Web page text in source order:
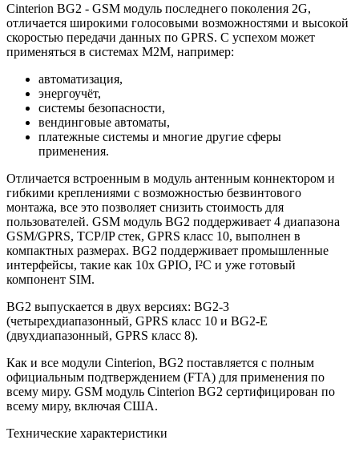
Cinterion BG2 - GSM модуль последнего поколения 2G,
отличается широкими голосовыми возможностями и высокой
скоростью передачи данных по GPRS. С успехом может
применяться в системах M2M, например:
автоматизация,
энергоучёт,
системы безопасности,
вендинговые автоматы,
платежные системы и многие другие сферы
применения.
Отличается встроенным в модуль антенным коннектором и
гибкими креплениями с возможностью безвинтового
монтажа, все это позволяет снизить стоимость для
пользователей. GSM модуль BG2 поддерживает 4 диапазона
GSM/GPRS, TCP/IP стек, GPRS класс 10, выполнен в
компактных размерах. BG2 поддерживает промышленные
интерфейсы, такие как 10х GPIO, I²C и уже готовый
компонент SIM.
BG2 выпускается в двух версиях: BG2-3
(четырехдиапазонный, GPRS класс 10 и BG2-E
(двухдиапазонный, GPRS класс 8).
Как и все модули Cinterion, BG2 поставляется с полным
официальным подтверждением (FTA) для применения по
всему миру. GSM модуль Cinterion BG2 сертифицирован по
всему миру, включая США.
Технические характеристики